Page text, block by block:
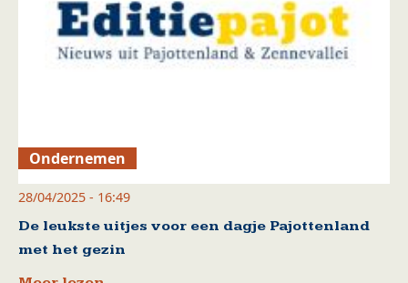
Ondernemen
28/04/2025 - 16:49
De leukste uitjes voor een dagje Pajottenland
met het gezin